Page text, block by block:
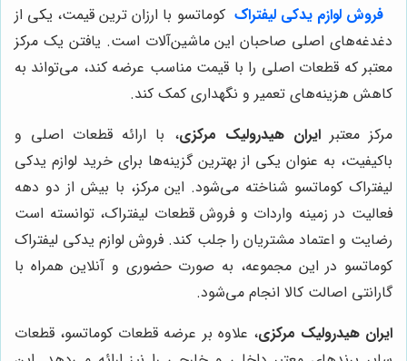
فروش لوازم یدکی لیفتراک کوماتسو با ارزان ترین قیمت، یکی از
دغدغه‌های اصلی صاحبان این ماشین‌آلات است. یافتن یک مرکز
معتبر که قطعات اصلی را با قیمت مناسب عرضه کند، می‌تواند به
کاهش هزینه‌های تعمیر و نگهداری کمک کند.
مرکز معتبرایران هیدرولیک مرکزی، با ارائه قطعات اصلی و
باکیفیت، به عنوان یکی از بهترین گزینه‌ها برای خرید لوازم یدکی
لیفتراک کوماتسو شناخته می‌شود. این مرکز، با بیش از دو دهه
فعالیت در زمینه واردات و فروش قطعات لیفتراک، توانسته است
رضایت و اعتماد مشتریان را جلب کند. فروش لوازم یدکی لیفتراک
کوماتسو در این مجموعه، به صورت حضوری و آنلاین همراه با
گارانتی اصالت کالا انجام می‌شود.
ایران هیدرولیک مرکزی، علاوه بر عرضه قطعات کوماتسو، قطعات